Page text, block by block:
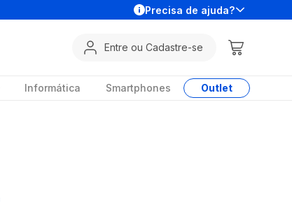
Precisa de ajuda?
Entre ou Cadastre-se
Informática Smartphones Outlet